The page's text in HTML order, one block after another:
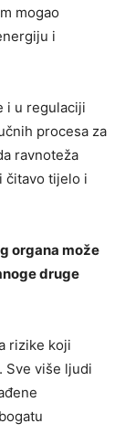
mogao
i
i u regulaciji
procesa za
ravnoteža
čitavo tijelo i
organa može
druge
rizike koji
Sve više ljudi